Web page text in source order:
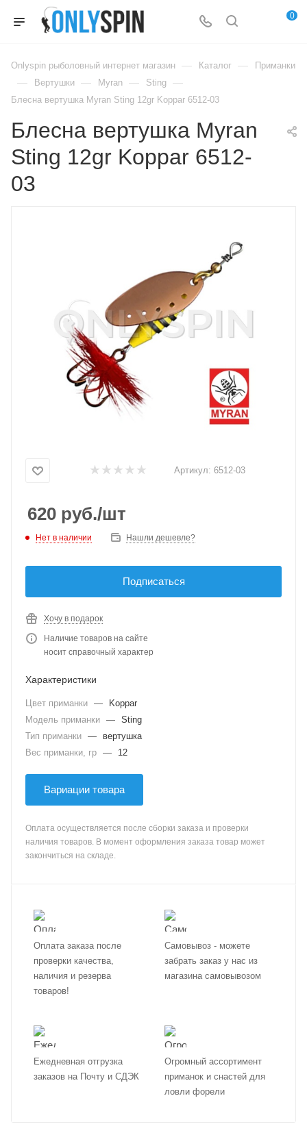
0
Onlyspin рыболовный интернет магазин — Каталог — Приманки
— Вертушки — Myran — Sting —
Блесна вертушка Myran Sting 12gr Koppar 6512-03
Блесна вертушка Myran
Sting 12gr Koppar 6512-
03
Артикул: 6512-03
620 руб./шт
Нет в наличии Нашли дешевле?
Подписаться
Хочу в подарок
Наличие товаров на сайте
носит справочный характер
Характеристики
Цвет приманки —
Koppar
Модель приманки — Sting
Тип приманки —
вертушка
Вес приманки, гр — 12
Вариации товара
Оплата осуществляется после сборки заказа и проверки
наличия товаров. В момент оформления заказа товар может
закончиться на складе.
Оплата заказа после
проверки качества,
наличия и резерва
товаров!
Самовывоз - можете
забрать заказ у нас из
магазина самовывозом
Ежедневная отгрузка
заказов на Почту и СДЭК
Огромный ассортимент
приманок и снастей для
ловли форели